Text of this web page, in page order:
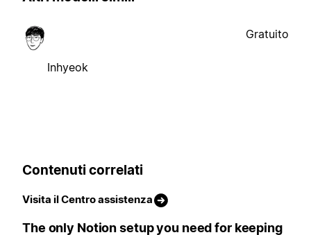
Inhyeok
Gratuito
Contenuti correlati
Visita il Centro assistenza
The only Notion setup you need for keeping